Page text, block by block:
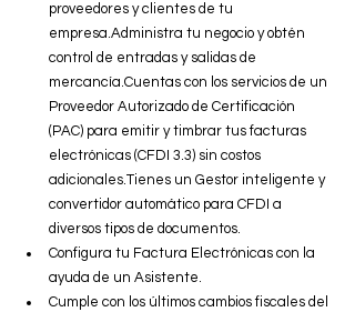
proveedores y clientes de tu
empresa.Administra tu negocio y obtén
control de entradas y salidas de
mercancía.Cuentas con los servicios de un
Proveedor Autorizado de Certificación
(PAC) para emitir y timbrar tus facturas
electrónicas (CFDI 3.3) sin costos
adicionales.Tienes un Gestor inteligente y
convertidor automático para CFDI a
diversos tipos de documentos.
Configura tu Factura Electrónicas con la
ayuda de un Asistente.
Cumple con los últimos cambios fiscales del